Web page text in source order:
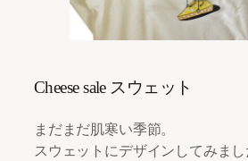
Cheese sale スウェット
まだまだ肌寒い季節。
スウェットにデザインしてみまし